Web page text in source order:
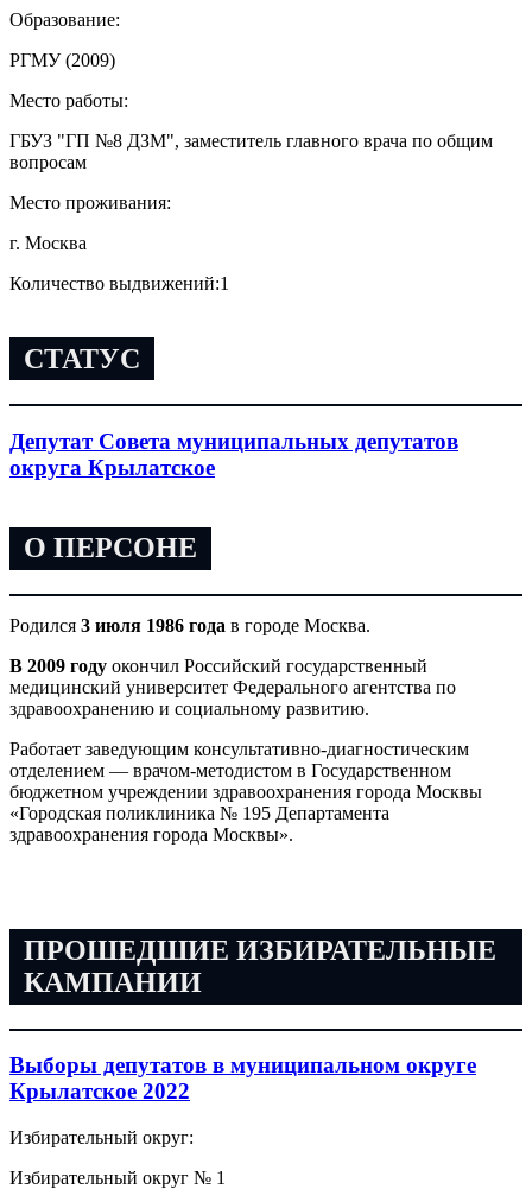
Образование:
РГМУ (2009)
Место работы:
ГБУЗ "ГП №8 ДЗМ", заместитель главного врача по общим
вопросам
Место проживания:
г. Москва
Количество выдвижений:1
СТАТУС
Депутат Совета муниципальных депутатов
округа Крылатское
О ПЕРСОНЕ
Родился 3 июля 1986 года в городе Москва.
В 2009 году окончил Российский государственный
медицинский университет Федерального агентства по
здравоохранению и социальному развитию.
Работает заведующим консультативно-диагностическим
отделением — врачом-методистом в Государственном
бюджетном учреждении здравоохранения города Москвы
«Городская поликлиника № 195 Департамента
здравоохранения города Москвы».
ПРОШЕДШИЕ ИЗБИРАТЕЛЬНЫЕ
КАМПАНИИ
Выборы депутатов в муниципальном округе
Крылатское 2022
Избирательный округ:
Избирательный округ № 1